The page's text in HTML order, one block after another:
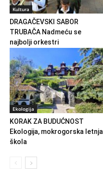
Kultura
DRAGAČEVSKI SABOR
TRUBAČA Nadmeću se
najbolji orkestri
Ekologija
KORAK ZA BUDUĆNOST
Ekologija, mokrogorska letnja
škola